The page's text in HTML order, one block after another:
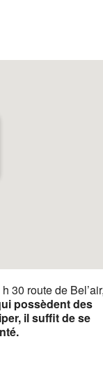
30 route de
possèdent des
il suffit de se